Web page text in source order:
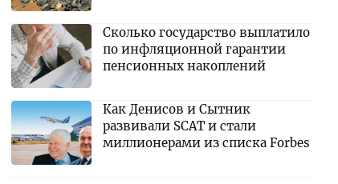
Сколько государство выплатило
по инфляционной гарантии
пенсионных накоплений
Как Денисов и Сытник
развивали SCAT и стали
миллионерами из списка Forbes